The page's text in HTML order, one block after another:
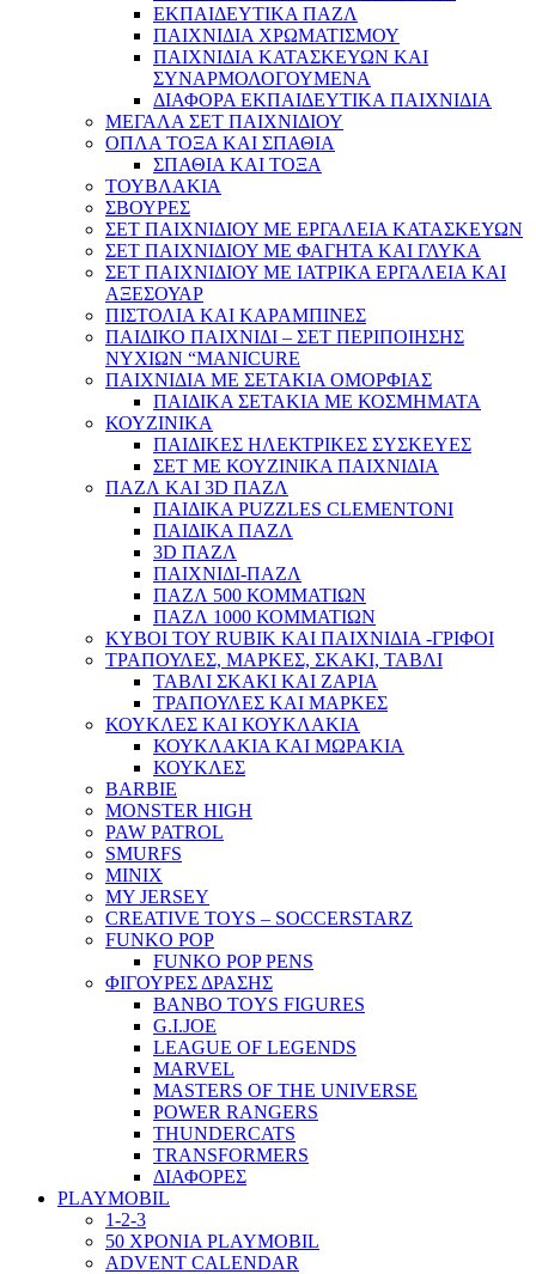
ΕΚΠΑΙΔΕΥΤΙΚΑ ΠΑΖΛ
ΠΑΙΧΝΙΔΙΑ ΧΡΩΜΑΤΙΣΜΟΥ
ΠΑΙΧΝΙΔΙΑ ΚΑΤΑΣΚΕΥΩΝ ΚΑΙ
ΣΥΝΑΡΜΟΛΟΓΟΥΜΕΝΑ
ΔΙΑΦΟΡΑ ΕΚΠΑΙΔΕΥΤΙΚΑ ΠΑΙΧΝΙΔΙΑ
ΜΕΓΑΛΑ ΣΕΤ ΠΑΙΧΝΙΔΙΟΥ
ΟΠΛΑ ΤΟΞΑ ΚΑΙ ΣΠΑΘΙΑ
ΣΠΑΘΙΑ ΚΑΙ ΤΟΞΑ
ΤΟΥΒΛΑΚΙΑ
ΣΒΟΥΡΕΣ
ΣΕΤ ΠΑΙΧΝΙΔΙΟΥ ΜΕ ΕΡΓΑΛΕΙΑ ΚΑΤΑΣΚΕΥΩΝ
ΣΕΤ ΠΑΙΧΝΙΔΙΟΥ ΜΕ ΦΑΓΗΤΑ ΚΑΙ ΓΛΥΚΑ
ΣΕΤ ΠΑΙΧΝΙΔΙΟΥ ΜΕ ΙΑΤΡΙΚΑ ΕΡΓΑΛΕΙΑ ΚΑΙ
ΑΞΕΣΟΥΑΡ
ΠΙΣΤΟΛΙΑ ΚΑΙ ΚΑΡΑΜΠΙΝΕΣ
ΠΑΙΔΙΚΟ ΠΑΙΧΝΙΔΙ – ΣΕΤ ΠΕΡΙΠΟΙΗΣΗΣ
ΝΥΧΙΩΝ “MANICURE
ΠΑΙΧΝΙΔΙΑ ΜΕ ΣΕΤΑΚΙΑ ΟΜΟΡΦΙΑΣ
ΠΑΙΔΙΚΑ ΣΕΤΑΚΙΑ ΜΕ ΚΟΣΜΗΜΑΤΑ
ΚΟΥΖΙΝΙΚΑ
ΠΑΙΔΙΚΕΣ ΗΛΕΚΤΡΙΚΕΣ ΣΥΣΚΕΥΕΣ
ΣΕΤ ΜΕ ΚΟΥΖΙΝΙΚΑ ΠΑΙΧΝΙΔΙΑ
ΠΑΖΛ ΚΑΙ 3D ΠΑΖΛ
ΠΑΙΔΙΚΑ PUZZLES CLEMENTONI
ΠΑΙΔΙΚΑ ΠΑΖΛ
3D ΠΑΖΛ
ΠΑΙΧΝΙΔΙ-ΠΑΖΛ
ΠΑΖΛ 500 ΚΟΜΜΑΤΙΩΝ
ΠΑΖΛ 1000 ΚΟΜΜΑΤΙΩΝ
ΚΥΒΟΙ ΤΟΥ RUBIK ΚΑΙ ΠΑΙΧΝΙΔΙΑ -ΓΡΙΦΟΙ
ΤΡΑΠΟΥΛΕΣ, ΜΑΡΚΕΣ, ΣΚΑΚΙ, ΤΑΒΛΙ
ΤΑΒΛΙ ΣΚΑΚΙ ΚΑΙ ΖΑΡΙΑ
ΤΡΑΠΟΥΛΕΣ ΚΑΙ ΜΑΡΚΕΣ
ΚΟΥΚΛΕΣ ΚΑΙ ΚΟΥΚΛΑΚΙΑ
ΚΟΥΚΛΑΚΙΑ ΚΑΙ ΜΩΡΑΚΙΑ
ΚΟΥΚΛΕΣ
BARBIE
MONSTER HIGH
PAW PATROL
SMURFS
MINIX
MY JERSEY
CREATIVE TOYS – SOCCERSTARZ
FUNKO POP
FUNKO POP PENS
ΦΙΓΟΥΡΕΣ ΔΡΑΣΗΣ
BANBO TOYS FIGURES
G.I.JOE
LEAGUE OF LEGENDS
MARVEL
MASTERS OF THE UNIVERSE
POWER RANGERS
THUNDERCATS
TRANSFORMERS
ΔΙΑΦΟΡΕΣ
PLAYMOBIL
1-2-3
50 ΧΡΟΝΙΑ PLAYMOBIL
ADVENT CALENDAR